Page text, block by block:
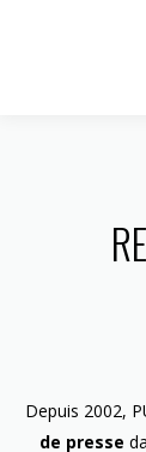
Depuis 2002,
de presse